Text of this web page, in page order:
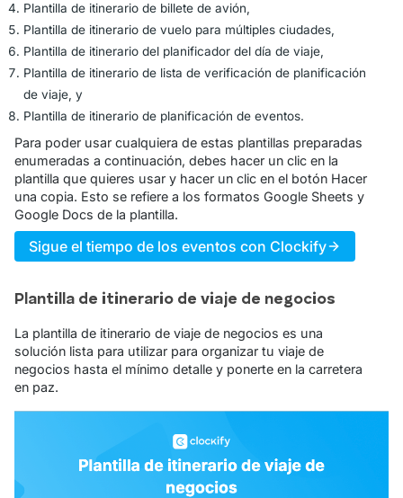
Plantilla de itinerario de billete de avión,
Plantilla de itinerario de vuelo para múltiples ciudades,
Plantilla de itinerario del planificador del día de viaje,
Plantilla de itinerario de lista de verificación de planificación
de viaje, y
Plantilla de itinerario de planificación de eventos.
Para poder usar cualquiera de estas plantillas preparadas
enumeradas a continuación, debes hacer un clic en la
plantilla que quieres usar y hacer un clic en el botón Hacer
una copia. Esto se refiere a los formatos Google Sheets y
Google Docs de la plantilla.
Sigue el tiempo de los eventos con Clockify
Plantilla de itinerario de viaje de negocios
La plantilla de itinerario de viaje de negocios es una
solución lista para utilizar para organizar tu viaje de
negocios hasta el mínimo detalle y ponerte en la carretera
en paz.